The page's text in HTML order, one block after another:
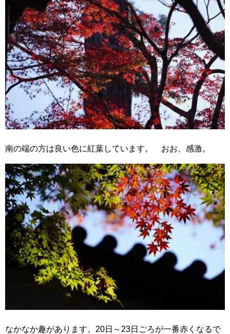
南の端の方は良い色に紅葉しています。 おお、感激。
なかなか趣があります。20日～23日ごろが一番赤くなるで